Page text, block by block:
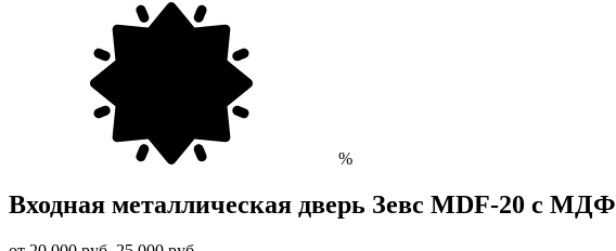
%
Входная металлическая дверь Зевс MDF-20 с МДФ